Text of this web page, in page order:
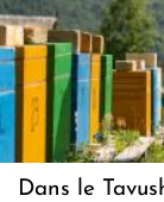
Dans le